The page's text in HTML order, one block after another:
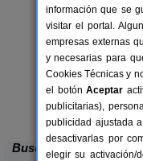
Casa
Buscar
información que se
visitar el portal.
empresas externas
y necesarias para
Cookies Técnicas y
el botónAceptar
publicitarias),
publicidad ajustada
desactivarlas por
elegir su activación/